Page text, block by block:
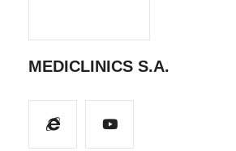
MEDICLINICS S.A.